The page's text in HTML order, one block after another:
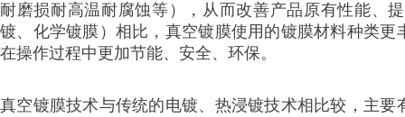
耐磨损耐高温耐腐蚀等），从而改善产品原有性能、
镀、化学镀膜）相比，真空镀膜使用的镀膜材料种类
在操作过程中更加节能、安全、环保。
真空镀膜技术与传统的电镀、热浸镀技术相比较，主